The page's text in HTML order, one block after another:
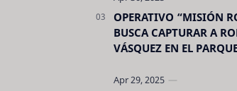
OPERATIVO “MISIÓN
BUSCA CAPTURAR A
VÁSQUEZ EN EL